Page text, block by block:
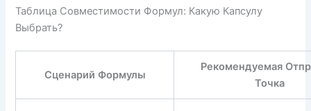
Таблица Совместимости Формул: Какую Капсулу
Выбрать?
Сценарий Формулы
Рекомендуемая
Точка